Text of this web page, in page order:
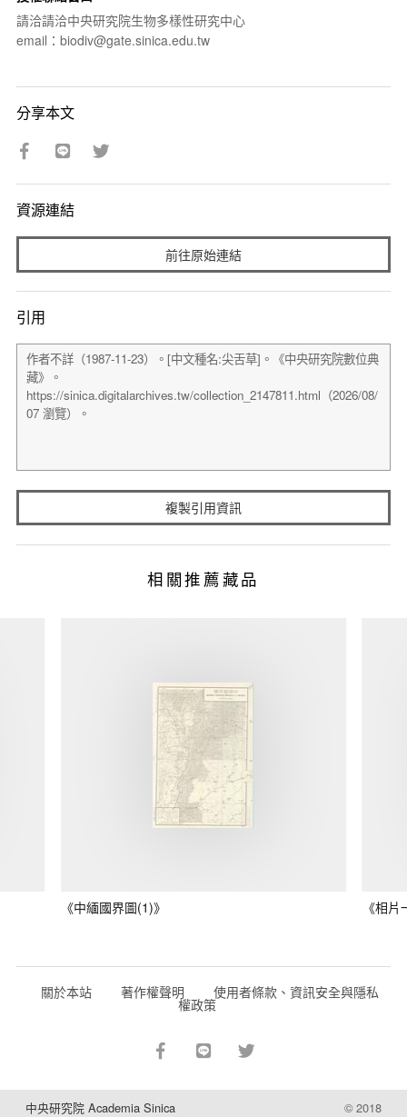
請洽請洽中央研究院生物多樣性研究中心
email：biodiv@gate.sinica.edu.tw
分享本文
資源連結
前往原始連結
引用
複製引用資訊
相關推薦藏品
《中緬國界圖(1)》 《相
關於本站 著作權聲明 使用者條款、資訊安全與隱私
權政策
中央研究院 Academia Sinica © 2018